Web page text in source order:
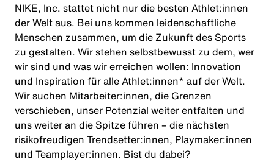
NIKE, Inc. stattet nicht nur die besten Athlet:innen
der Welt aus. Bei uns kommen leidenschaftliche
Menschen zusammen, um die Zukunft des Sports
zu gestalten. Wir stehen selbstbewusst zu dem, wer
wir sind und was wir erreichen wollen: Innovation
und Inspiration für alle Athlet:innen* auf der Welt.
Wir suchen Mitarbeiter:innen, die Grenzen
verschieben, unser Potenzial weiter entfalten und
uns weiter an die Spitze führen – die nächsten
risikofreudigen Trendsetter:innen, Playmaker:innen
und Teamplayer:innen. Bist du dabei?